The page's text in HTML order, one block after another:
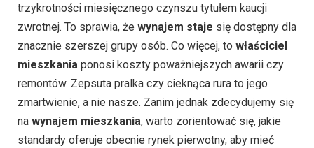
trzykrotności miesięcznego czynszu tytułem kaucji
zwrotnej. To sprawia, że wynajem staje się dostępny dla
znacznie szerszej grupy osób. Co więcej, to właściciel
mieszkania ponosi koszty poważniejszych awarii czy
remontów. Zepsuta pralka czy cieknąca rura to jego
zmartwienie, a nie nasze. Zanim jednak zdecydujemy się
na wynajem mieszkania, warto zorientować się, jakie
standardy oferuje obecnie rynek pierwotny, aby mieć